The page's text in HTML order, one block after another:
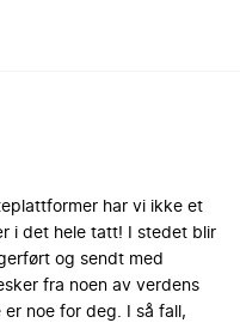
har vi ikke et
i det hele tatt! I stedet blir
og sendt med
fra noen av verdens
noe for deg. I så fall,